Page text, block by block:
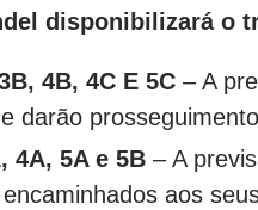
disponibilizará o
4B, 4C E 5C – A
darão
4A, 5A e 5B – A
aos